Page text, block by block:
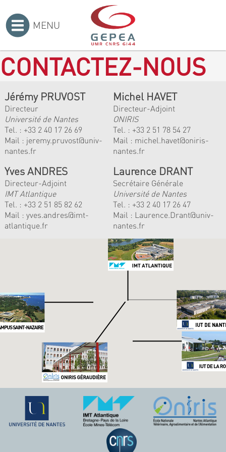
MENU
CONTACTEZ-NOUS
Jérémy PRUVOST
Directeur
Université de Nantes
Tel. : +33 2 40 17 26 69
Mail : jeremy.pruvost@univ-
nantes.fr
Michel HAVET
Directeur-Adjoint
ONIRIS
Tel. : +33 2 51 78 54 27
Mail : michel.havet@oniris-
nantes.fr
Yves ANDRES
Directeur-Adjoint
IMT Atlantique
Tel. : +33 2 51 85 82 62
Mail : yves.andres@imt-
atlantique.fr
Laurence DRANT
Secrétaire Générale
Université de Nantes
Tel. : +33 2 40 17 26 47
Mail : Laurence.Drant@univ-
nantes.fr